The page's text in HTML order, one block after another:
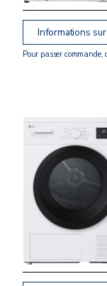
Informations
Pour passer